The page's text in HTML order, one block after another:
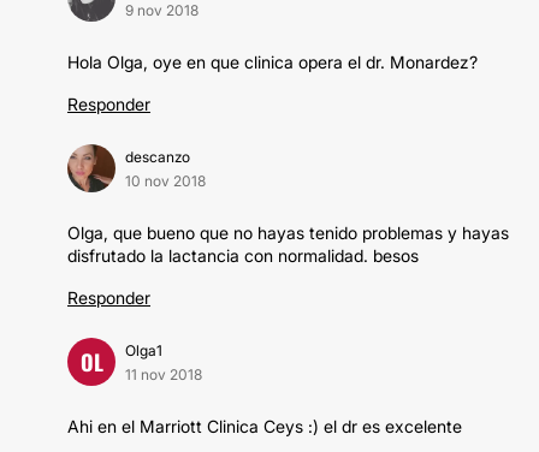
9 nov 2018
Hola Olga, oye en que clinica opera el dr. Monardez?
Responder
descanzo
10 nov 2018
Olga, que bueno que no hayas tenido problemas y hayas
disfrutado la lactancia con normalidad. besos
Responder
OL
Olga1
11 nov 2018
Ahi en el Marriott Clinica Ceys :) el dr es excelente